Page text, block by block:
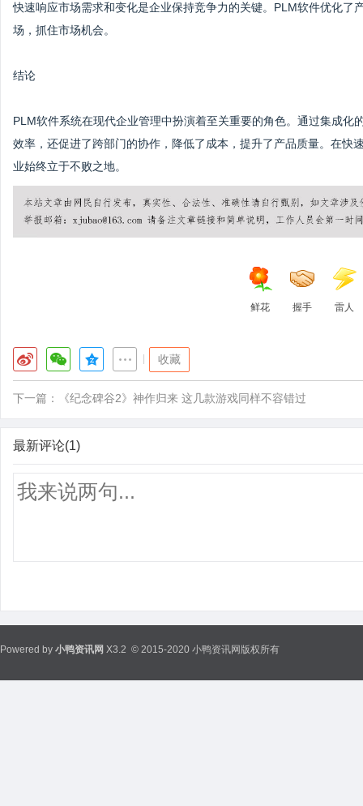
快速响应市场需求和变化是企业保持竞争力的关键。PLM软件优化
场，抓住市场机会。
结论
PLM软件系统在现代企业管理中扮演着至关重要的角色。通过集成
效率，还促进了跨部门的协作，降低了成本，提升了产品质量。在
业始终立于不败之地。
鲜花 握手 雷人
收藏
下一篇： 《纪念碑谷2》神作归来 这几款游戏同样不容错过
最新评论(1)
Powered by 小鸭资讯网 X3.2 © 2015-2020 小鸭资讯网版权所有